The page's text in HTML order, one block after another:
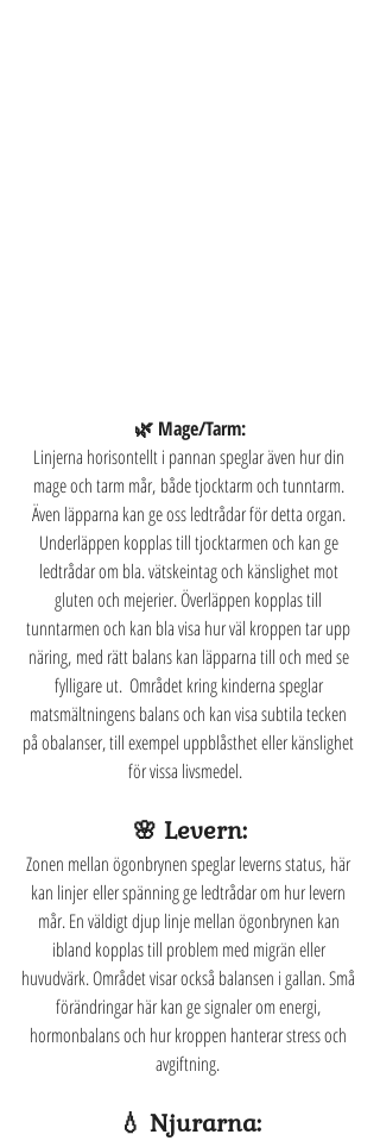
🌿 Mage/Tarm:
Linjerna horisontellt i pannan speglar även hur din
mage och tarm mår, både tjocktarm och tunntarm.
Även läpparna kan ge oss ledtrådar för detta organ.
Underläppen kopplas till tjocktarmen och kan ge
ledtrådar om bla. vätskeintag och känslighet mot
gluten och mejerier. Överläppen kopplas till
tunntarmen och kan bla visa hur väl kroppen tar upp
näring, med rätt balans kan läpparna till och med se
fylligare ut.  Området kring kinderna speglar
matsmältningens balans och kan visa subtila tecken
på obalanser, till exempel uppblåsthet eller känslighet
för vissa livsmedel.
🌸 Levern:
Zonen mellan ögonbrynen speglar leverns status, här
kan linjer eller spänning ge ledtrådar om hur levern
mår. En väldigt djup linje mellan ögonbrynen kan
ibland kopplas till problem med migrän eller
huvudvärk. Området visar också balansen i gallan. Små
förändringar här kan ge signaler om energi,
hormonbalans och hur kroppen hanterar stress och
avgiftning.
💧 Njurarna: